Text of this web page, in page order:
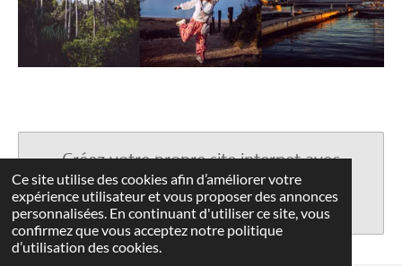
Ce site utilise des cookies afin d’améliorer votre
expérience utilisateur et vous proposer des annonces
personnalisées. En continuant d'utiliser ce site, vous
confirmez que vous acceptez notre politique
d’utilisation des cookies.
Créez votre propre site internet avec
Webador